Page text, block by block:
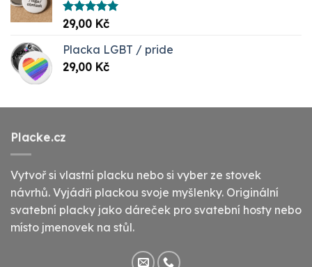
Hodnocení
5.00
29,00 Kč
Placka LGBT / pride
29,00 Kč
Placke.cz
Vytvoř si vlastní placku nebo si vyber ze stovek
návrhů. Vyjádři plackou svoje myšlenky. Originální
svatební placky jako dáreček pro svatební hosty nebo
místo jmenovek na stůl.